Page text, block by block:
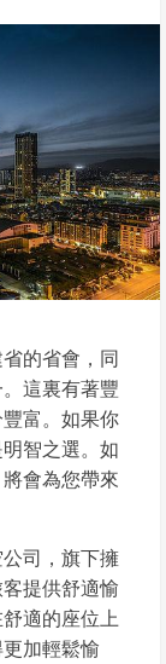
的省會，同
這裏有著豐
富。如果你
智之選。如
會為您帶來
司，旗下擁
提供舒適愉
適的座位上
加輕鬆愉